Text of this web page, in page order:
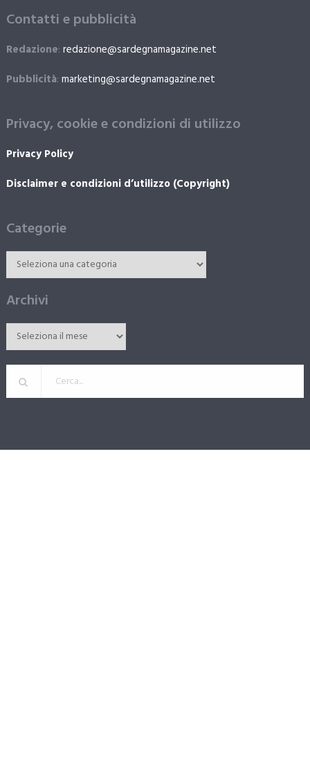
Contatti e pubblicità
Redazione: redazione@sardegnamagazine.net
Pubblicità: marketing@sardegnamagazine.net
Privacy, cookie e condizioni di utilizzo
Privacy Policy
Disclaimer e condizioni d’utilizzo (Copyright)
Categorie
Archivi